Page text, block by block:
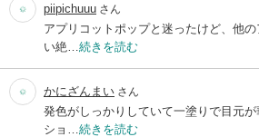
piipichuuu さん
アプリコットポップと迷ったけど、他
い絶… 続きを読む
かにざんまい さん
発色がしっかりしていて一塗りで目元
ショ… 続きを読む